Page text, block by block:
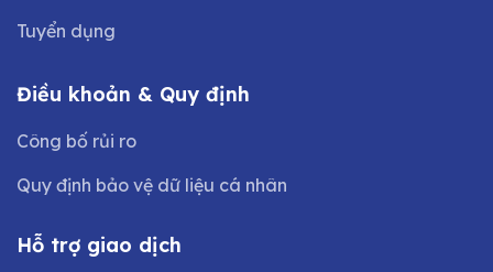
Tuyển dụng
Điều khoản & Quy định
Công bố rủi ro
Quy định bảo vệ dữ liệu cá nhân
Hỗ trợ giao dịch